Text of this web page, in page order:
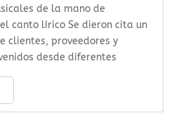
de la mano de
canto lírico Se dieron cita un
clientes, proveedores y
desde diferentes